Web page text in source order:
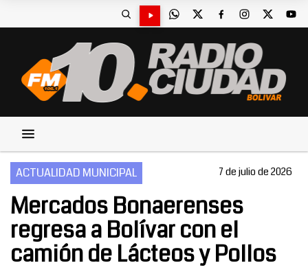
ACTUALIDAD MUNICIPAL 7 de julio de 2026
Mercados Bonaerenses
regresa a Bolívar con el
camión de Lácteos y Pollos